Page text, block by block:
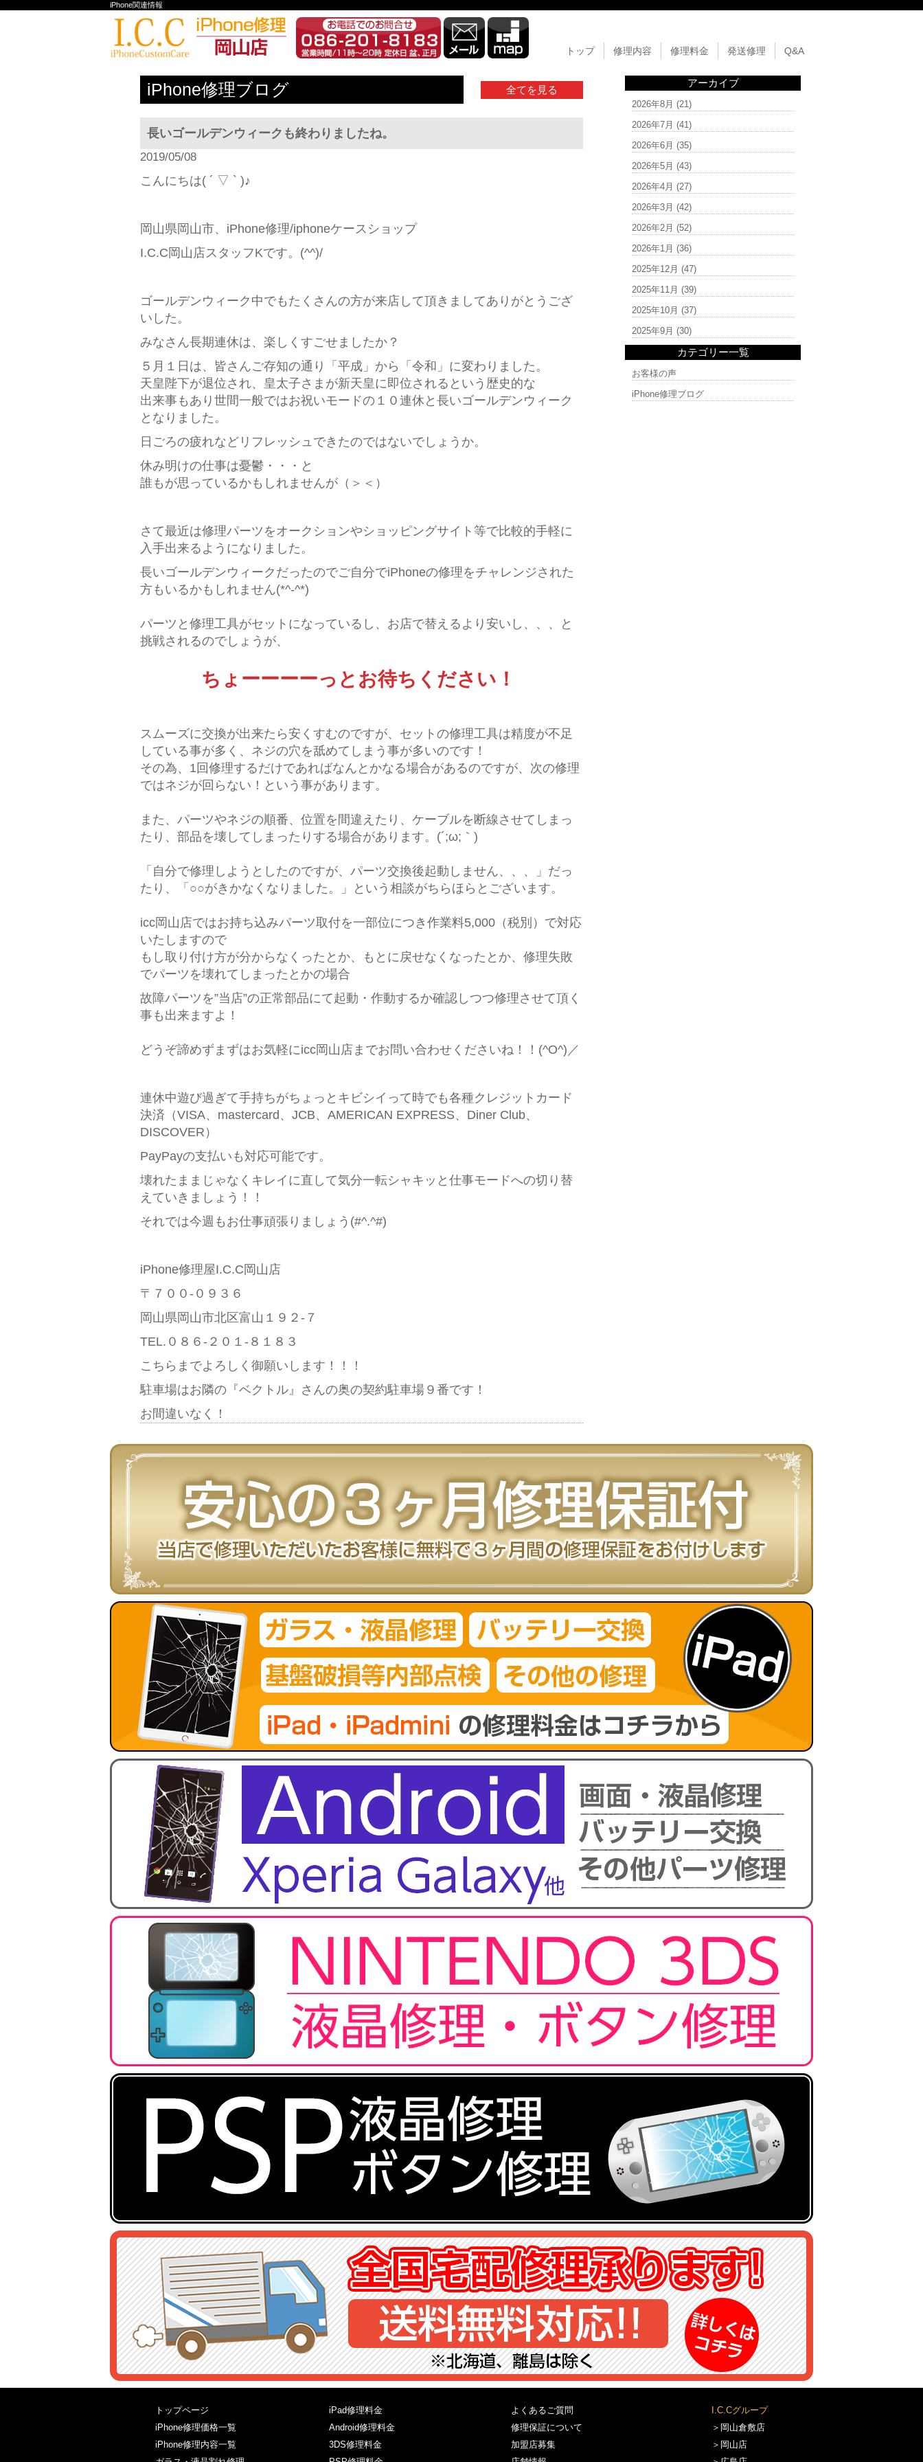
iPhone関連情報
トップ 修理内容 修理料金 発送修理 Q&A
iPhone修理ブログ 全てを見る
長いゴールデンウィークも終わりましたね。
2019/05/08
こんにちは( ´ ▽ ` )♪
岡山県岡山市、iPhone修理/iphoneケースショップ
I.C.C岡山店スタッフKです。(^^)/
ゴールデンウィーク中でもたくさんの方が来店して頂きましてありがとうござ
いした。
みなさん長期連休は、楽しくすごせましたか？
５月１日は、皆さんご存知の通り「平成」から「令和」に変わりました。
天皇陛下が退位され、皇太子さまが新天皇に即位されるという歴史的な
出来事もあり世間一般ではお祝いモードの１０連休と長いゴールデンウィーク
となりました。
日ごろの疲れなどリフレッシュできたのではないでしょうか。
休み明けの仕事は憂鬱・・・と
誰もが思っているかもしれませんが（＞＜）
さて最近は修理パーツをオークションやショッピングサイト等で比較的手軽に
入手出来るようになりました。
長いゴールデンウィークだったのでご自分でiPhoneの修理をチャレンジされた
方もいるかもしれません(*^-^*)
パーツと修理工具がセットになっているし、お店で替えるより安いし、、、と
挑戦されるのでしょうが、
ちょーーーーっとお待ちください！
スムーズに交換が出来たら安くすむのですが、セットの修理工具は精度が不足
している事が多く、ネジの穴を舐めてしまう事が多いのです！
その為、1回修理するだけであればなんとかなる場合があるのですが、次の修理
ではネジが回らない！という事があります。
また、パーツやネジの順番、位置を間違えたり、ケーブルを断線させてしまっ
たり、部品を壊してしまったりする場合があります。(´;ω;｀)
「自分で修理しようとしたのですが、パーツ交換後起動しません、、、」だっ
たり、「○○がきかなくなりました。」という相談がちらほらとございます。
icc岡山店ではお持ち込みパーツ取付を一部位につき作業料5,000（税別）で対応
いたしますので
もし取り付け方が分からなくったとか、もとに戻せなくなったとか、修理失敗
でパーツを壊れてしまったとかの場合
故障パーツを”当店”の正常部品にて起動・作動するか確認しつつ修理させて頂く
事も出来ますよ！
どうぞ諦めずまずはお気軽にicc岡山店までお問い合わせくださいね！！(^O^)／
連休中遊び過ぎて手持ちがちょっとキビシイって時でも各種クレジットカード
決済（VISA、mastercard、JCB、AMERICAN EXPRESS、Diner Club、
DISCOVER）
PayPayの支払いも対応可能です。
壊れたままじゃなくキレイに直して気分一転シャキッと仕事モードへの切り替
えていきましょう！！
それでは今週もお仕事頑張りましょう(#^.^#)
iPhone修理屋I.C.C岡山店
〒７００-０９３６
岡山県岡山市北区富山１９２-７
TEL.０８６-２０１-８１８３
こちらまでよろしく御願いします！！！
駐車場はお隣の『ベクトル』さんの奥の契約駐車場９番です！
お間違いなく！
アーカイブ
2026年8月 (21)
2026年7月 (41)
2026年6月 (35)
2026年5月 (43)
2026年4月 (27)
2026年3月 (42)
2026年2月 (52)
2026年1月 (36)
2025年12月 (47)
2025年11月 (39)
2025年10月 (37)
2025年9月 (30)
カテゴリー一覧
お客様の声
iPhone修理ブログ
トップページ
iPhone修理価格一覧
iPhone修理内容一覧
iPad修理料金
Android修理料金
3DS修理料金
よくあるご質問
修理保証について
加盟店募集
I.C.Cグループ
＞岡山倉敷店
＞岡山店